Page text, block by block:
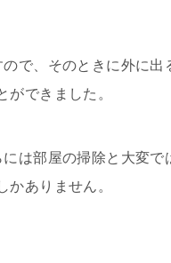
で、そのときに外に出
できました。
は部屋の掃除と大変で
ありません。